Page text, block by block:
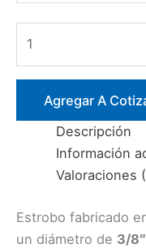
3/8″.
OJO-
OJO
Agregar A
Descripción
Información
Valoraciones
Estrobo fabricado
un diámetro de 3/8″